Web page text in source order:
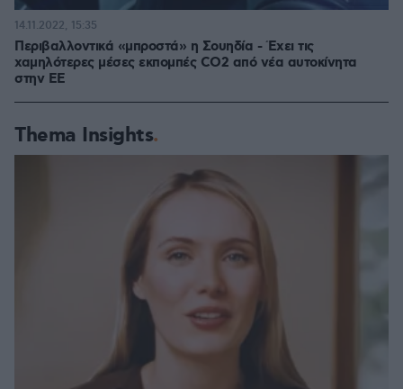
Περιβαλλοντικά «μπροστά» η Σουηδία - Έχει τις
χαμηλότερες μέσες εκπομπές CO2 από νέα αυτοκίνητα
στην ΕΕ
14.11.2022, 15:35
Thema Insights